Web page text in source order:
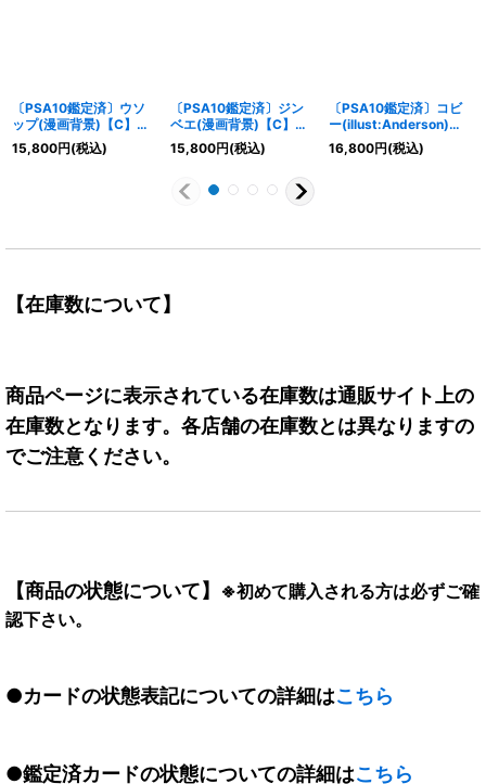
〔PSA10鑑定済〕ウソ
ップ(漫画背景)【C】
{ST01-002}
15,800円(税込)
〔PSA10鑑定済〕ジン
ベエ(漫画背景)【C】
{ST01-005}
15,800円(税込)
〔PSA10鑑定済〕コビ
ー(illust:Anderson)
【R】{OP02-098}
16,800円(税込)
【在庫数について】
商品ページに表示されている在庫数は通販サイト上の
在庫数となります。各店舗の在庫数とは異なりますの
でご注意ください。
【商品の状態について】
※初めて購入される方は必ずご確
認下さい。
●カードの状態表記についての詳細はこちら
●鑑定済カードの状態についての詳細はこちら